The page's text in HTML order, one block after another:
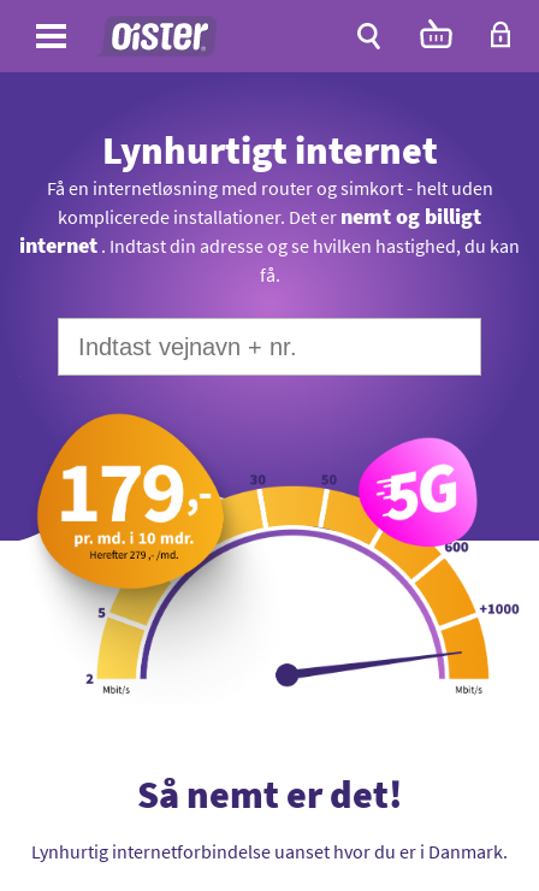
Antal
varer
i
Lynhurtigt internet
Få en internetløsning med router og simkort - helt uden
komplicerede installationer. Det er nemt og billigt
internet . Indtast din adresse og se hvilken hastighed, du kan
få.
Så nemt er det!
Lynhurtig internetforbindelse uanset hvor du er i Danmark.